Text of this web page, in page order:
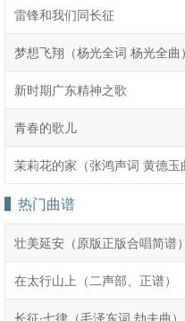
雷锋和我们同长征
梦想飞翔（杨光全词 杨光全曲）
新时期广东精神之歌
青春的歌儿
茉莉花的家（张鸿声词 黄德玉
热门曲谱
壮美延安（原版正版合唱简谱）
在太行山上（二声部、正谱）
长征·七律（毛泽东词 劫夫曲）